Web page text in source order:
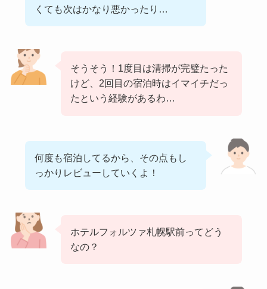
くても次はかなり悪かったり…
そうそう！1度目は清掃が完璧たった
けど、2回目の宿泊時はイマイチだっ
たという経験があるわ…
何度も宿泊してるから、その点もし
っかりレビューしていくよ！
ホテルフォルツァ札幌駅前ってどう
なの？